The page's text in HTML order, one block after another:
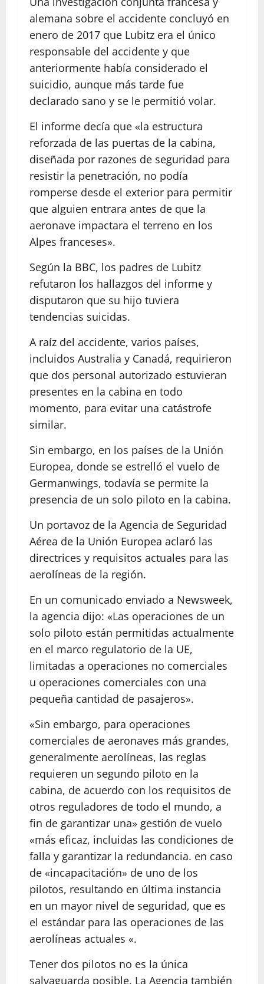
alemana sobre el accidente concluyó en
enero de 2017 que Lubitz era el único
responsable del accidente y que
anteriormente había considerado el
suicidio, aunque más tarde fue
declarado sano y se le permitió volar.
El informe decía que «la estructura
reforzada de las puertas de la cabina,
diseñada por razones de seguridad para
resistir la penetración, no podía
romperse desde el exterior para permitir
que alguien entrara antes de que la
aeronave impactara el terreno en los
Alpes franceses».
Según la BBC, los padres de Lubitz
refutaron los hallazgos del informe y
disputaron que su hijo tuviera
tendencias suicidas.
A raíz del accidente, varios países,
incluidos Australia y Canadá, requirieron
que dos personal autorizado estuvieran
presentes en la cabina en todo
momento, para evitar una catástrofe
similar.
Sin embargo, en los países de la Unión
Europea, donde se estrelló el vuelo de
Germanwings, todavía se permite la
presencia de un solo piloto en la cabina.
Un portavoz de la Agencia de Seguridad
Aérea de la Unión Europea aclaró las
directrices y requisitos actuales para las
aerolíneas de la región.
En un comunicado enviado a Newsweek,
la agencia dijo: «Las operaciones de un
solo piloto están permitidas actualmente
en el marco regulatorio de la UE,
limitadas a operaciones no comerciales
u operaciones comerciales con una
pequeña cantidad de pasajeros».
«Sin embargo, para operaciones
comerciales de aeronaves más grandes,
generalmente aerolíneas, las reglas
requieren un segundo piloto en la
cabina, de acuerdo con los requisitos de
otros reguladores de todo el mundo, a
fin de garantizar una» gestión de vuelo
«más eficaz, incluidas las condiciones de
falla y garantizar la redundancia. en caso
de «incapacitación» de uno de los
pilotos, resultando en última instancia
en un mayor nivel de seguridad, que es
el estándar para las operaciones de las
aerolíneas actuales «.
Tener dos pilotos no es la única
salvaguarda posible. La Agencia también